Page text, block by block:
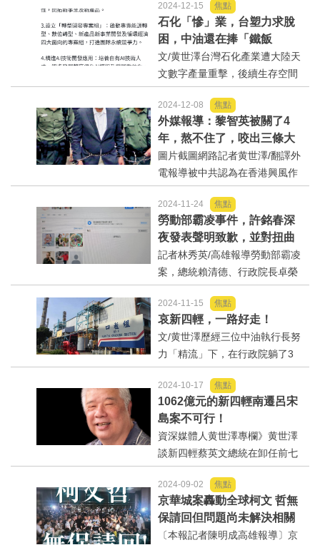
亡人數已攀升至16人，無數民宅
建築付之一炬，更頻頻傳出缺水
救災，加州水資源分配問題浮上
檯面。其中，握有加州最大...
2024-12-15 焦點
石化「慘」業，台塑力求脫
困，中油還在捧「鐵飯
碗」！
文/黄世澤台灣石化產業遭大陸天
文數字產量重擊，後續生存空間
憂慮，台塑四寳面臨虧損及股價
破底壓力，台塑化發行公司債向
市場借錢，石化業面臨四十年來
最寒冷的冬天，業者一片哀嚎聲
中，產業優勢短期難回...
2024-12-08 焦點
外媒報導：黎智英被關了4
年，熬不住了，咬出三條大
魚，背後果然有蔡英文及美
國。
圖片截圖網路記者黄世澤/翻譯外
電報導被中共認為在香港興風作
浪反送中的頭目「壹傳媒」創辦
人黎智英，終於熬不住黑牢的鐵
窗生活！據外媒報導：四年的鐵
窗生涯，似乎讓他看清了現實，
於是，在審判的第三天...
2024-11-24 焦點
勞動部霸凌事件，許銘春深
夜發表聲明致歉，並對扭曲
事實做出澄清但隨後又封鎖
檔案
記者林秀英/高雄報導勞動部霸凌
案，總統賴清德、行政院長卓榮
泰、勞動部長何佩????道歉後，
22日深夜前勞動部長許銘春也發
表聲明致歉，許說他責無旁貸，
深深表示歉意，並對一些被扭曲
的事情做出澄清，但...
2024-11-15 焦點
哀新四輕，一路好走！
文/黄世澤歷經三位中油執行長努
力「精流」下，在行政院躺了3
年，歷時8年，中油新四輕這個經
濟胚胎113年5月13日終於在經濟
部的懷裡受孕，但在經濟部“子
宮”只成長四個月，就在胎盤剛形
成之際，...
2024-10-17 焦點
1062億元的新四輕南遷呂宋
島案不可行！
資深媒體人黄世澤專欄》黄世澤
談新四輕蔡英文總統在卸任前七
天核定中油公司投資1062億元更
新四輕裂解工塲（簡稱新四
輕），賴清德總統的經濟部長郭
智輝卻欲將新四輕外移菲律賓呂
宋島，此案經優傳媒爆料...
2024-09-02 焦點
京華城案轟動全球柯文 哲無
保請回但問題尚未解決相關
單位應當研究因應及防範機
〔本報記者陳明成高雄報導〕京